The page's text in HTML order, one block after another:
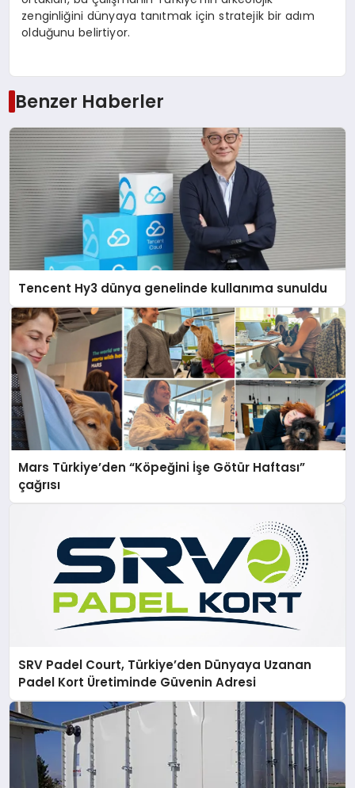
zenginliğini dünyaya tanıtmak için stratejik bir adım
olduğunu belirtiyor.
Benzer Haberler
Tencent Hy3 dünya genelinde kullanıma sunuldu
Mars Türkiye’den “Köpeğini İşe Götür Haftası”
çağrısı
SRV Padel Court, Türkiye’den Dünyaya Uzanan
Padel Kort Üretiminde Güvenin Adresi